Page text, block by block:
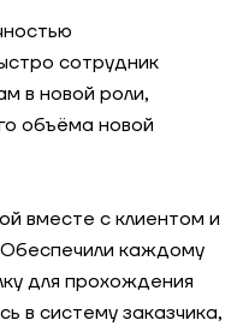
гибридную
талантами
HR-системы:
сотрудник
в новой роли,
объёма новой
вместе с клиентом и
каждому
для прохождения
в систему заказчика,